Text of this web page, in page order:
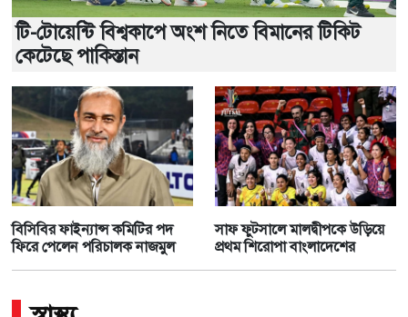
টি-টোয়েন্টি বিশ্বকাপে অংশ নিতে বিমানের টিকিট
কেটেছে পাকিস্তান
বিসিবির ফাইন্যান্স কমিটির পদ
ফিরে পেলেন পরিচালক নাজমুল
সাফ ফুটসালে মালদ্বীপকে উড়িয়ে
প্রথম শিরোপা বাংলাদেশের